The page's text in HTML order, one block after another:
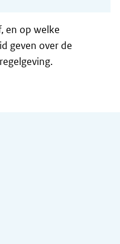
en op welke
geven over de